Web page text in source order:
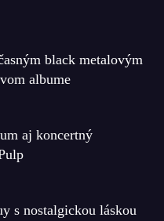
black metalovým
albume
aj koncertný
s nostalgickou láskou